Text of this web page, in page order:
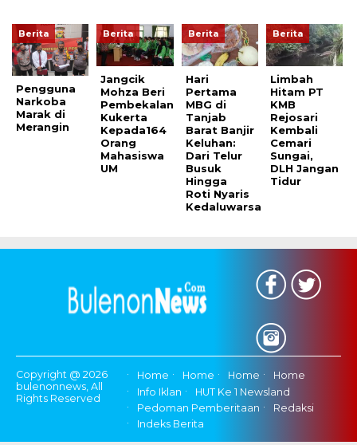
Berita
Pengguna
Narkoba
Marak di
Merangin
Berita
Jangcik
Mohza Beri
Pembekalan
Kukerta
Kepada164
Orang
Mahasiswa
UM
Berita
Hari
Pertama
MBG di
Tanjab
Barat Banjir
Keluhan:
Dari Telur
Busuk
Hingga
Roti Nyaris
Kedaluwarsa
Berita
Limbah
Hitam PT
KMB
Rejosari
Kembali
Cemari
Sungai,
DLH Jangan
Tidur
Copyright @ 2026
bulenonnews, All
Rights Reserved
Home Home Home
Home
Info Iklan
HUT Ke 1 Newsland
Pedoman Pemberitaan
Redaksi
Indeks Berita